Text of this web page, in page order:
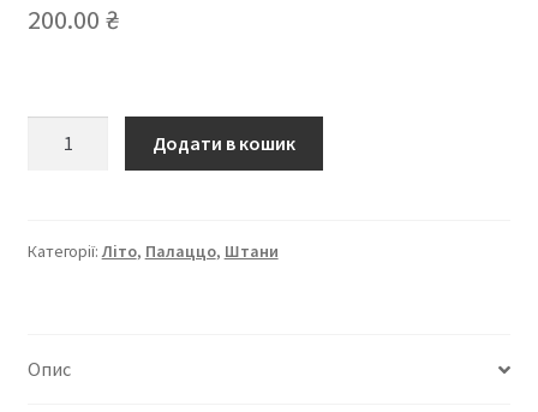
200.00 ₴
кількість
Додати в кошик
Категорії:Літо, Палаццо, Штани
Опис